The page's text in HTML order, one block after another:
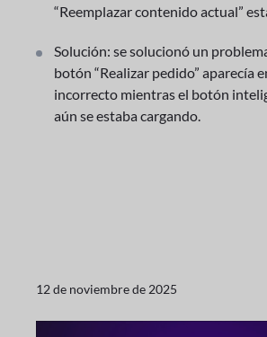
“Reemplazar contenido actual”
Solución: se solucionó un
botón “Realizar pedido” aparecía
incorrecto mientras el botón
aún se estaba cargando.
12 de noviembre de 2025